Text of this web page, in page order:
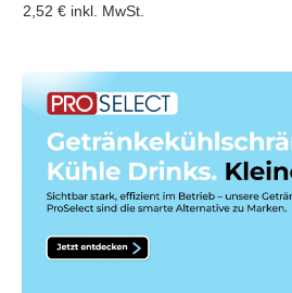
2,52 € inkl. MwSt.